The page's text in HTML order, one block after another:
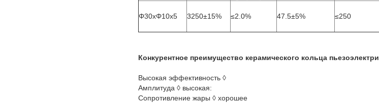
Φ30xΦ10x5 3250±15% ≤2.0% 47.5±5% ≤250
Конкурентное преимущество керамического кольца
Высокая эффективность ◊
Амплитуда ◊ высокая:
Сопротивление жары ◊ хорошее